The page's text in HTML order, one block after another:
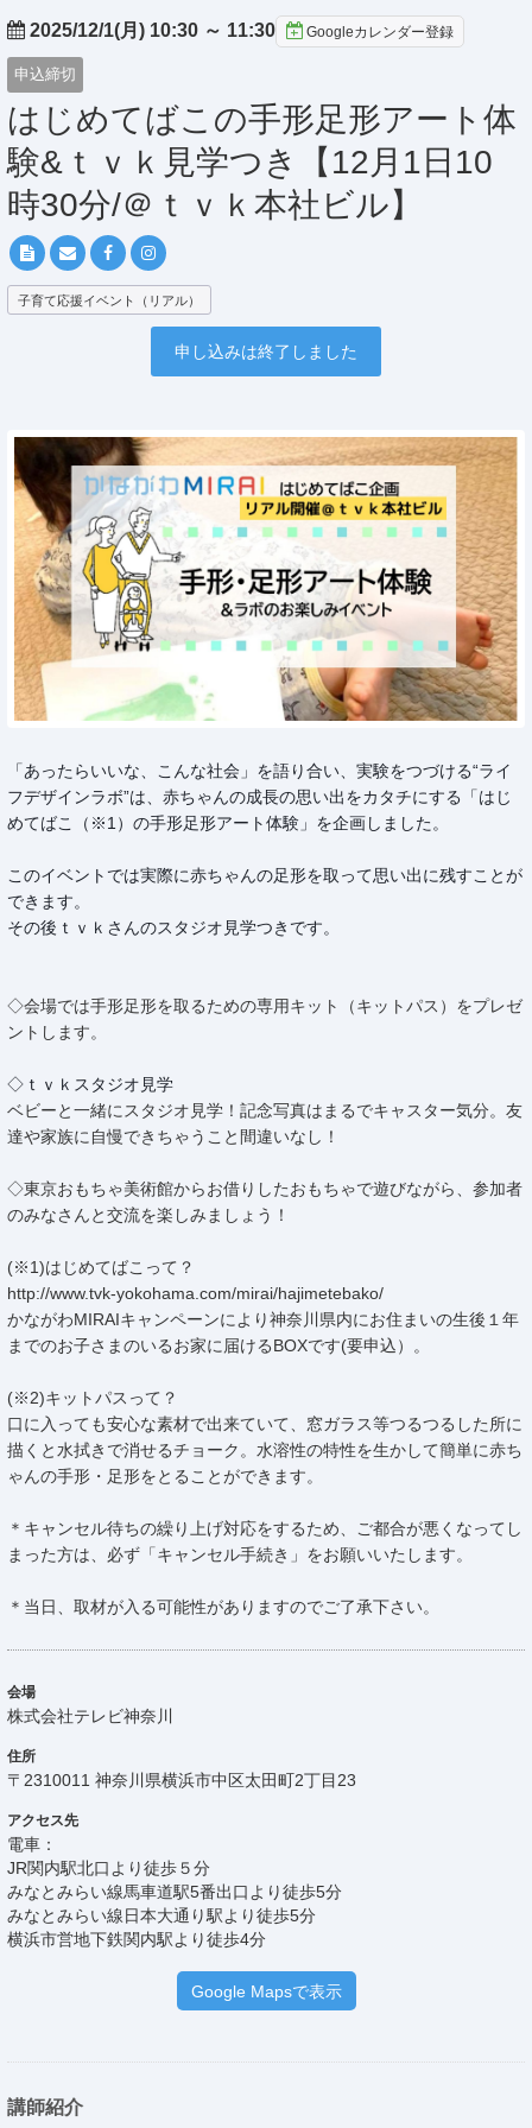
2025/12/1(月) 10:30 ～ 11:30 Googleカレンダー登録
申込締切
はじめてばこの手形足形アート体
験&ｔｖｋ見学つき【12月1日10
時30分/＠ｔｖｋ本社ビル】
子育て応援イベント（リアル）
申し込みは終了しました
「あったらいいな、こんな社会」を語り合い、実験をつづける“ライ
フデザインラボ”は、赤ちゃんの成長の思い出をカタチにする「はじ
めてばこ（※1）の手形足形アート体験」を企画しました。
このイベントでは実際に赤ちゃんの足形を取って思い出に残すことが
できます。
その後ｔｖｋさんのスタジオ見学つきです。
◇会場では手形足形を取るための専用キット（キットパス）をプレゼ
ントします。
◇ｔｖｋスタジオ見学
ベビーと一緒にスタジオ見学！記念写真はまるでキャスター気分。友
達や家族に自慢できちゃうこと間違いなし！
◇東京おもちゃ美術館からお借りしたおもちゃで遊びながら、参加者
のみなさんと交流を楽しみましょう！
(※1)はじめてばこって？
http://www.tvk-yokohama.com/mirai/hajimetebako/
かながわMIRAIキャンペーンにより神奈川県内にお住まいの生後１年
までのお子さまのいるお家に届けるBOXです(要申込）。
(※2)キットパスって？
口に入っても安心な素材で出来ていて、窓ガラス等つるつるした所に
描くと水拭きで消せるチョーク。水溶性の特性を生かして簡単に赤ち
ゃんの手形・足形をとることができます。
＊キャンセル待ちの繰り上げ対応をするため、ご都合が悪くなってし
まった方は、必ず「キャンセル手続き」をお願いいたします。
＊当日、取材が入る可能性がありますのでご了承下さい。
会場
株式会社テレビ神奈川
住所
〒2310011 神奈川県横浜市中区太田町2丁目23
アクセス先
電車：
JR関内駅北口より徒歩５分
みなとみらい線馬車道駅5番出口より徒歩5分
みなとみらい線日本大通り駅より徒歩5分
横浜市営地下鉄関内駅より徒歩4分
Google Mapsで表示
講師紹介